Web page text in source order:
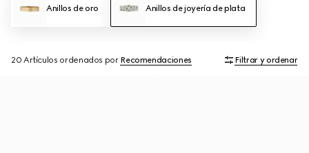
Anillos de oro Anillos de joyería de plata
20 Artículos ordenados por Recomendaciones Filtrar y ordenar